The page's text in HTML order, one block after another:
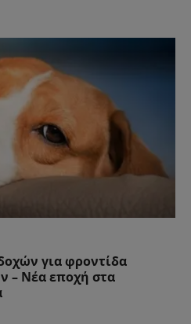
για φροντίδα
– Νέα εποχή στα